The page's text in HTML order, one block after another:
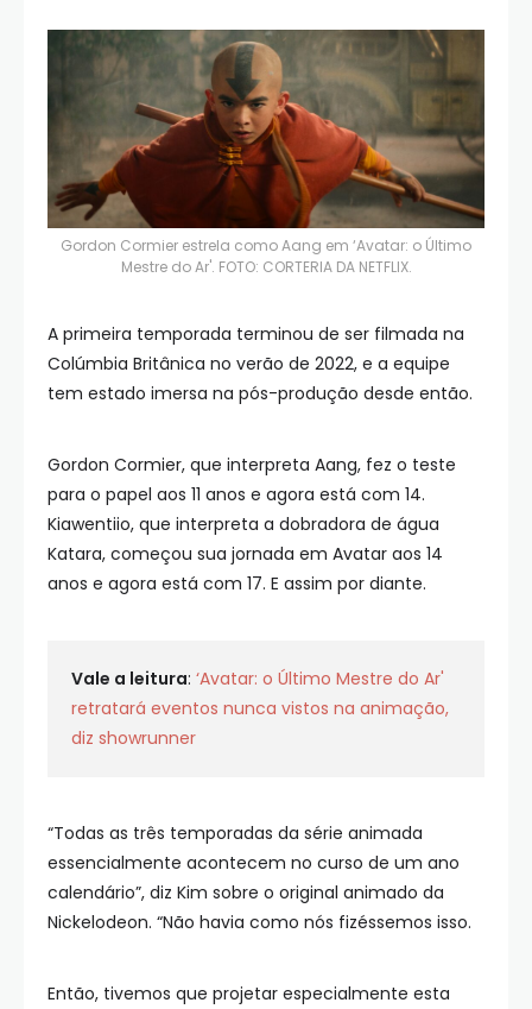
Gordon Cormier estrela como Aang em ‘Avatar: o Último
Mestre do Ar'. FOTO: CORTERIA DA NETFLIX.
A primeira temporada terminou de ser filmada na
Colúmbia Britânica no verão de 2022, e a equipe
tem estado imersa na pós-produção desde então.
Gordon Cormier, que interpreta Aang, fez o teste
para o papel aos 11 anos e agora está com 14.
Kiawentiio, que interpreta a dobradora de água
Katara, começou sua jornada em Avatar aos 14
anos e agora está com 17. E assim por diante.
Vale a leitura: ‘Avatar: o Último Mestre do Ar'
retratará eventos nunca vistos na animação,
diz showrunner
“Todas as três temporadas da série animada
essencialmente acontecem no curso de um ano
calendário”, diz Kim sobre o original animado da
Nickelodeon. “Não havia como nós fizéssemos isso.
Então, tivemos que projetar especialmente esta